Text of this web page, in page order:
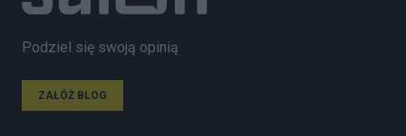
Podziel się swoją opinią
ZAŁÓŻ BLOG